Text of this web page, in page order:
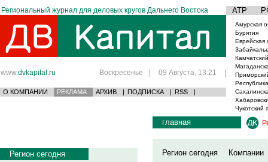
Региональный журнал для деловых кругов Дальнего Востока АТР
www.dvkapital.ru Воскресенье | 09 Августа, 13:21 |
О КОМПАНИИ РЕКЛАМА АРХИВ | ПОДПИСКА | RSS |
Амурская
Бурятия
Еврейская
Чукотский
Регион сегодня
главная
Регион сегодня
Компании